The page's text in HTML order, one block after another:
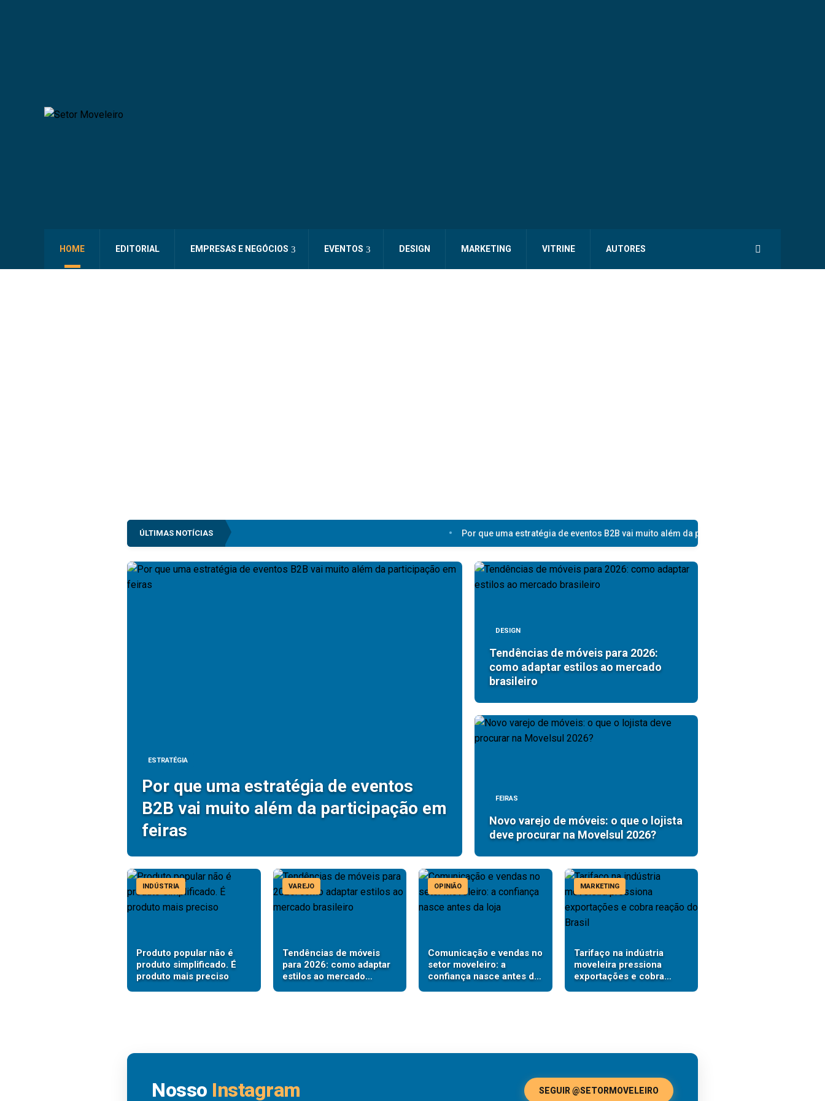
HOME EDITORIAL EMPRESAS E NEGÓCIOS EVENTOS DESIGN MARKETING VITRINE AUTORES
ÚLTIMAS NOTÍCIAS Por que uma estratégia de eventos B2B vai muito além da participação em feiras
ESTRATÉGIA
Por que uma estratégia de eventos
B2B vai muito além da participação em
feiras
DESIGN
Tendências de móveis para 2026:
como adaptar estilos ao mercado
brasileiro
FEIRAS
Novo varejo de móveis: o que o lojista
deve procurar na Movelsul 2026?
INDÚSTRIA
Produto popular não é
produto simplificado. É
produto mais preciso
VAREJO
Tendências de móveis
para 2026: como adaptar
estilos ao mercado
OPINIÃO
Comunicação e vendas no
setor moveleiro: a
confiança nasce antes da
MARKETING
Tarifaço na indústria
moveleira pressiona
exportações e cobra
Nosso Instagram SEGUIR @SETORMOVELEIRO